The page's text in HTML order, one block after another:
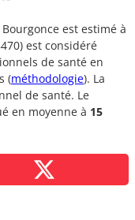
Bourgonce est estimé à
est considéré
de santé en
(méthodologie). La
de santé. Le
en moyenne à 15